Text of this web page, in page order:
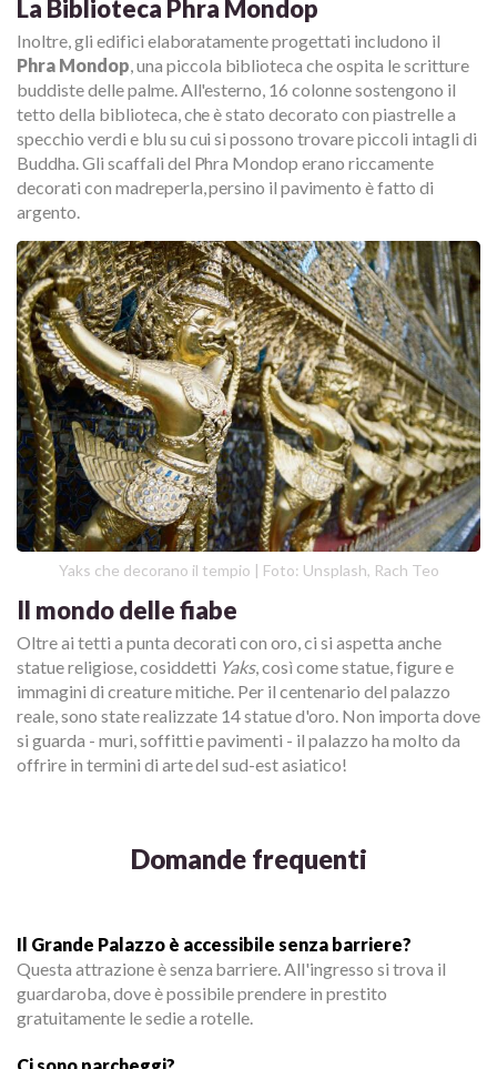
La Biblioteca Phra Mondop
Inoltre, gli edifici elaboratamente progettati includono il
Phra Mondop , una piccola biblioteca che ospita le scritture
buddiste delle palme. All'esterno, 16 colonne sostengono il
tetto della biblioteca, che è stato decorato con piastrelle a
specchio verdi e blu su cui si possono trovare piccoli intagli di
Buddha. Gli scaffali del Phra Mondop erano riccamente
decorati con madreperla, persino il pavimento è fatto di
argento.
Yaks che decorano il tempio | Foto: Unsplash, Rach Teo
Il mondo delle fiabe
Oltre ai tetti a punta decorati con oro, ci si aspetta anche
statue religiose, cosiddetti Yaks, così come statue, figure e
immagini di creature mitiche. Per il centenario del palazzo
reale, sono state realizzate 14 statue d'oro. Non importa dove
si guarda - muri, soffitti e pavimenti - il palazzo ha molto da
offrire in termini di arte del sud-est asiatico!
Domande frequenti
Il Grande Palazzo è accessibile senza barriere?
Questa attrazione è senza barriere. All'ingresso si trova il
guardaroba, dove è possibile prendere in prestito
gratuitamente le sedie a rotelle.